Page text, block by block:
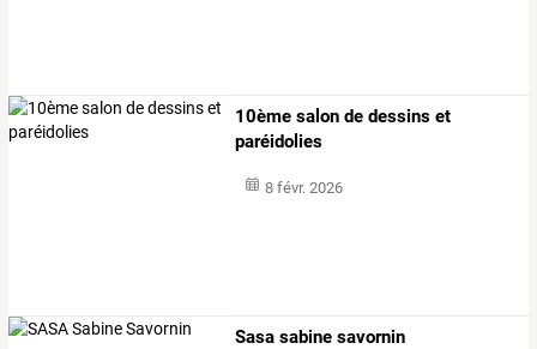
10ème salon de dessins et
paréidolies
8 févr. 2026
Sasa sabine savornin